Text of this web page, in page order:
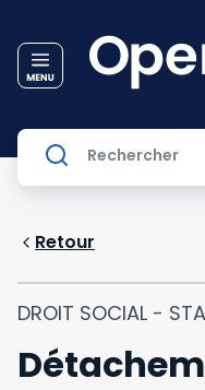
Retour
DROIT SOCIAL -